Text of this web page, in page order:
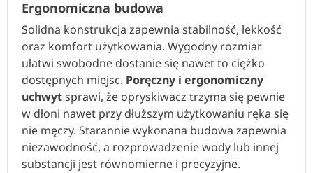
Ergonomiczna budowa
Solidna konstrukcja zapewnia stabilność, lekkość
oraz komfort użytkowania. Wygodny rozmiar
ułatwi swobodne dostanie się nawet to ciężko
dostępnych miejsc. Poręczny i ergonomiczny
uchwytsprawi, że opryskiwacz trzyma się pewnie
w dłoni nawet przy dłuższym użytkowaniu ręka się
nie męczy. Starannie wykonana budowa zapewnia
niezawodność, a rozprowadzenie wody lub innej
substancji jest równomierne i precyzyjne.